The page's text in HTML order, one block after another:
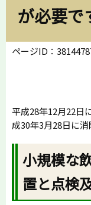
が必要で
ページID：
平成28年12月22日
成30年3月28日に
小規模な
置と点検